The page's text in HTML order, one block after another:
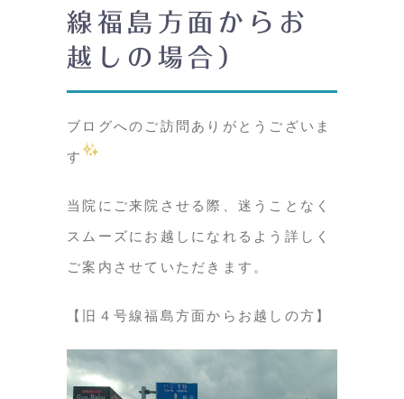
線福島方面からお
越しの場合）
ブログへのご訪問ありがとうございま
す
当院にご来院させる際、迷うことなく
スムーズにお越しになれるよう詳しく
ご案内させていただきます。
【旧４号線福島方面からお越しの方】